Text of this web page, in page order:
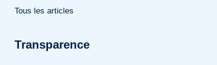
Tous les articles
Transparence